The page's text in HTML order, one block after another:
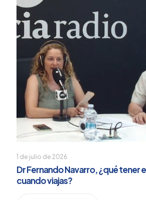
1 de julio de 2026
Dr Fernando Navarro, ¿qué tener
cuando viajas?